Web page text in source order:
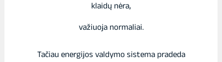
klaidų nėra,
važiuoja normaliai.
Tačiau energijos valdymo sistema pradeda